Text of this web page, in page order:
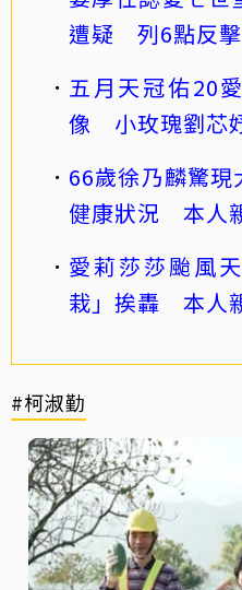
遭疑 列6點反
五月天冠佑20
像 小玫瑰劉芯
66歲徐乃麟驚
健康狀況 本人
愛莉莎莎颱風
栽」挨轟 本人
#柯淑勤